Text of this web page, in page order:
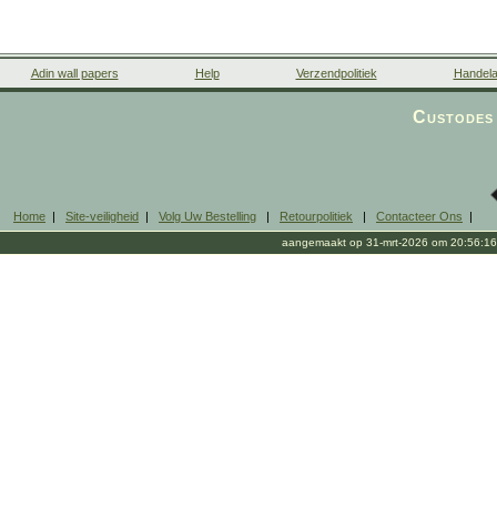
Adin wall papers Help Verzendpolitiek
Home | Site-veiligheid | Volg Uw Bestelling | Retourpolitiek | Contacteer Ons |
aangemaakt op 31-mrt-2026 om